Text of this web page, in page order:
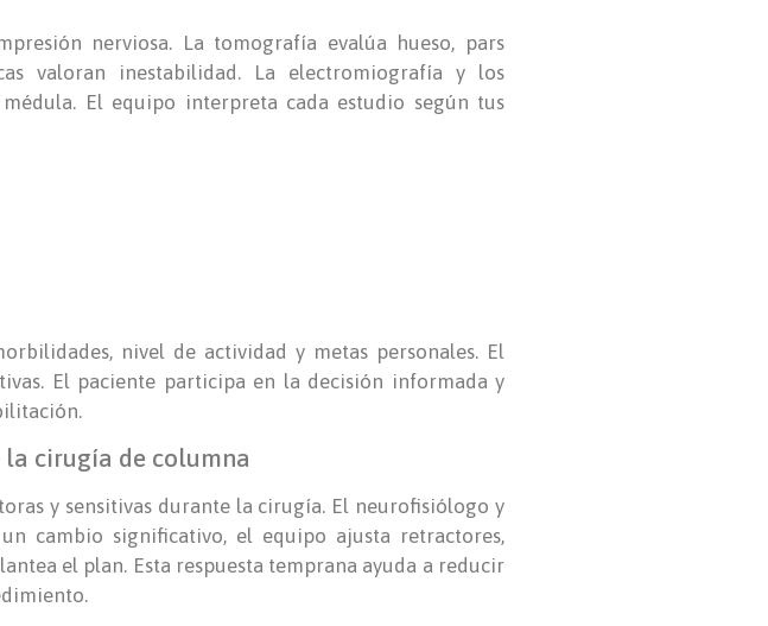
nerviosa. La tomografía evalúa hueso, pars
valoran inestabilidad. La electromiografía y los
El equipo interpreta cada estudio según tus
nivel de actividad y metas personales. El
El paciente participa en la decisión informada y
cirugía de columna
y sensitivas durante la cirugía. El neurofisiólogo y
cambio significativo, el equipo ajusta retractores,
el plan. Esta respuesta temprana ayuda a reducir